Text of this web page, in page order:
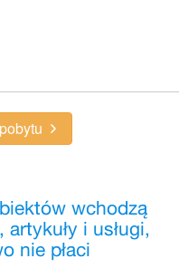
wchodzą
i usługi,
nie płaci